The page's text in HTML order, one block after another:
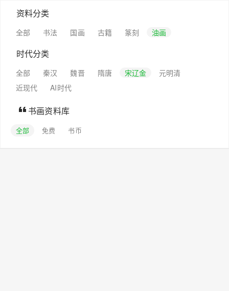
资料分类
全部 书法 国画 古籍 篆刻 油画
时代分类
全部 秦汉 魏晋 隋唐 宋辽金
元明清
近现代
AI时代
书画资料库
全部 免费 书币